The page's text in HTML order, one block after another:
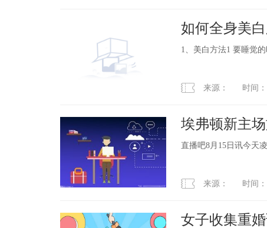
如何全身美
1、美白方法1 要睡觉
来源： 时间：
埃弗顿新主
物浦悼念
直播吧8月15日讯今天
来源： 时间：
女子收集重